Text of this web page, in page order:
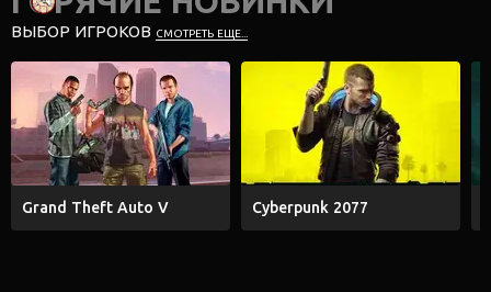
ВЫБОР ИГРОКОВ СМОТРЕТЬ ЕЩЕ...
Grand Theft Auto V Cyberpunk 2077